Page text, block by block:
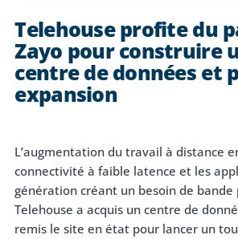
Telehouse profite du
Zayo pour construire
centre de données et
expansion
L’augmentation du travail à distance
connectivité à faible latence et les
génération créant un besoin de
Telehouse a acquis un centre de
remis le site en état pour lancer un